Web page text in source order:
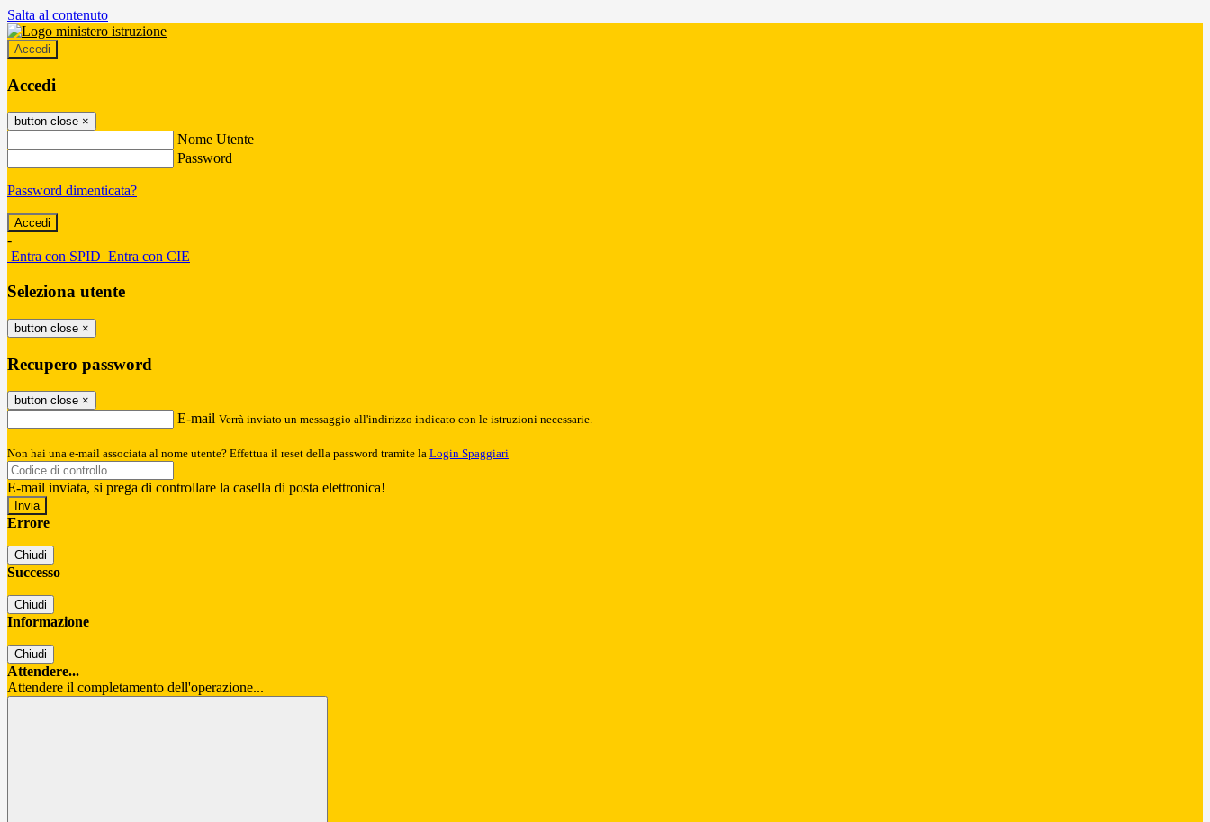
Salta al contenuto
Accedi
Accedi
button close ×
Nome Utente
Password
Password dimenticata?
-
Entra con SPID Entra con CIE
Seleziona utente
button close ×
Recupero password
button close ×
E-mail Verrà inviato un messaggio all'indirizzo indicato con le istruzioni necessarie.
Non hai una e-mail associata al nome utente? Effettua il reset della password tramite la Login Spaggiari
E-mail inviata, si prega di controllare la casella di posta elettronica!
Errore
Chiudi
Successo
Chiudi
Informazione
Chiudi
Attendere...
Attendere il completamento dell'operazione...